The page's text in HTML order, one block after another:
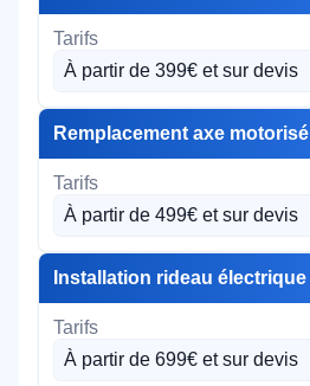
À partir de 399€ et sur devis
Remplacement axe motorisé
À partir de 499€ et sur devis
Installation rideau électrique
À partir de 699€ et sur devis